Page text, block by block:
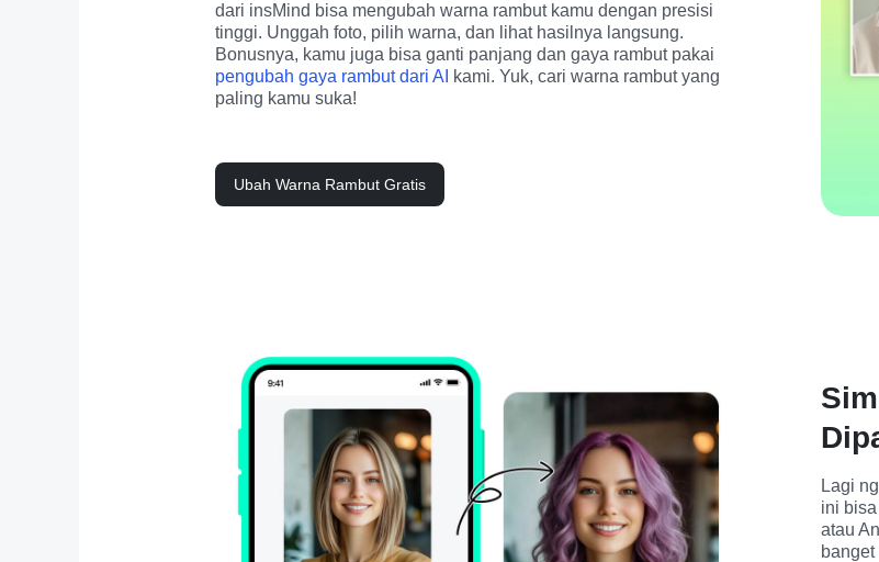
dari insMind bisa mengubah warna rambut kamu dengan presisi
tinggi. Unggah foto, pilih warna, dan lihat hasilnya langsung.
pengubah gaya rambut dari AI
kami. Yuk, cari warna rambut yang
paling kamu suka!
Ubah Warna Rambut Gratis
Lagi
ini
atau